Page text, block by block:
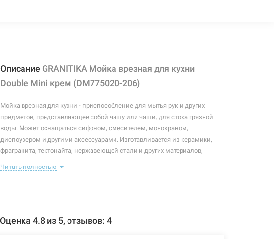
Описание GRANITIKA Мойка врезная для кухни
Double Mini крем (DM775020-206)
Мойка врезная для кухни - приспособление для мытья рук и других
предметов, представляющее собой чашу или чаши, для стока грязной
воды. Может оснащаться сифоном, смесителем, монокраном,
диспоузером и другими аксессуарами. Изготавливается из керамики,
фрагранита, тектонайта, нержавеющей стали и других материалов,
крепление.
Читать полностью
Оценка 4.8 из 5, отзывов: 4